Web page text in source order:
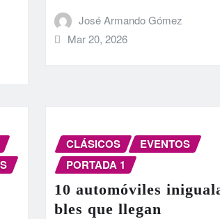
José Armando Gómez
Mar 20, 2026
CLÁSICOS
EVENTOS
PORTADA 1
10 automóviles
bles que llegan